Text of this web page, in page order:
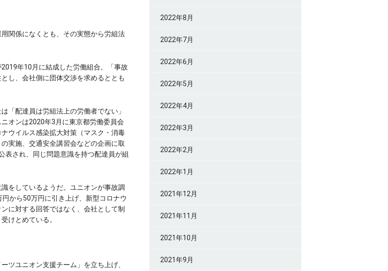
関係になくとも、その実態から労組法
年10月に結成した労働組合。「事故
し、会社側に団体交渉を求めるととも
「配達員は労組法上の労働者でない」
オンは2020年3月に東京都労働委員会
ウイルス感染拡大対策（マスク・消毒
実施、交通安全講習会などの企画に取
表され、同じ問題意識を持つ配達員が組
をしているようだ。ユニオンが事故調
から50万円に引き上げ、新型コロナウ
に対する回答ではなく、会社として制
けとめている。
ツユニオン支援チーム」を立ち上げ、
2022年8月
2022年7月
2022年6月
2022年5月
2022年4月
2022年3月
2022年2月
2022年1月
2021年12月
2021年11月
2021年10月
2021年9月